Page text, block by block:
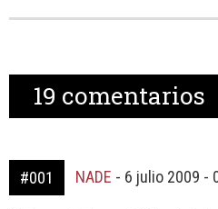
19 comentarios
#001 NADE - 6 julio 2009 -